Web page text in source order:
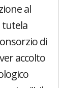
al
tutela
di
accolto